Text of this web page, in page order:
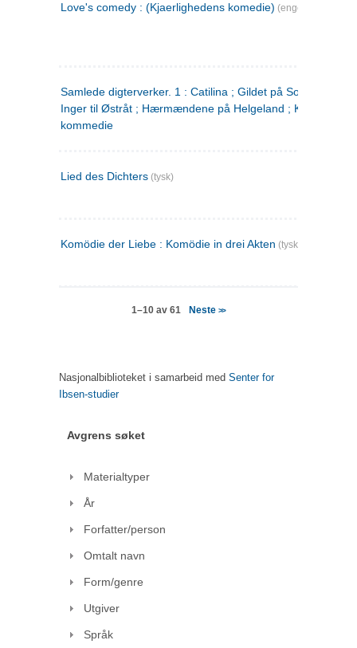
Love's comedy : (Kjaerlighedens komedie) (engelsk)
Samlede digterverker. 1 : Catilina ; Gildet på Solhaug ; Fru
Inger til Østråt ; Hærmændene på Helgeland ;
kommedie
Lied des Dichters (tysk)
Komödie der Liebe : Komödie in drei Akten (tysk)
1–10 av 61 Neste>>
Nasjonalbiblioteket i samarbeid med Senter for
Ibsen-studier
Avgrens søket
Materialtyper
År
Forfatter/person
Omtalt navn
Form/genre
Utgiver
Språk